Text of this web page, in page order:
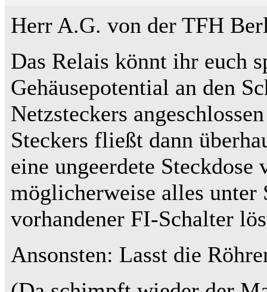
Herr A.G. von der TFH
Das Relais könnt ihr euch
Gehäusepotential an den
Netzsteckers
Steckers fließt dann
eine ungeerdete
möglicherweise alles
vorhandener FI-Schalter
Ansonsten: Lasst die